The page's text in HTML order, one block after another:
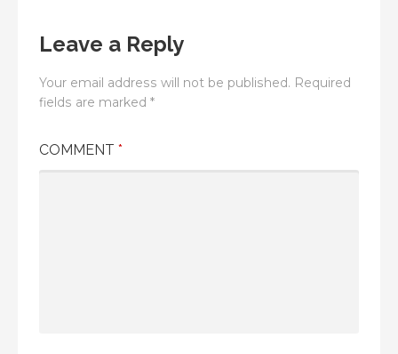
Leave a Reply
Your email address will not be published. Required
fields are marked *
COMMENT *